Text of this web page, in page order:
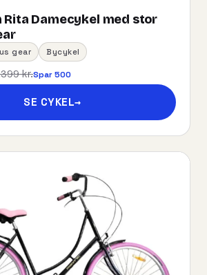
Damecykel med stor
gear Bycykel
kr.Spar 500
SE CYKEL→